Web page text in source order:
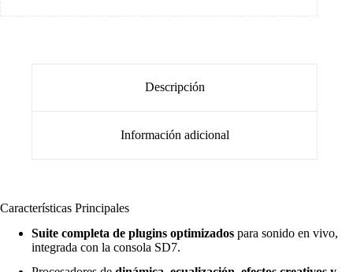
Descripción
Información adicional
Características Principales
Suite completa de plugins optimizados para sonido en vivo,
integrada con la consola SD7.